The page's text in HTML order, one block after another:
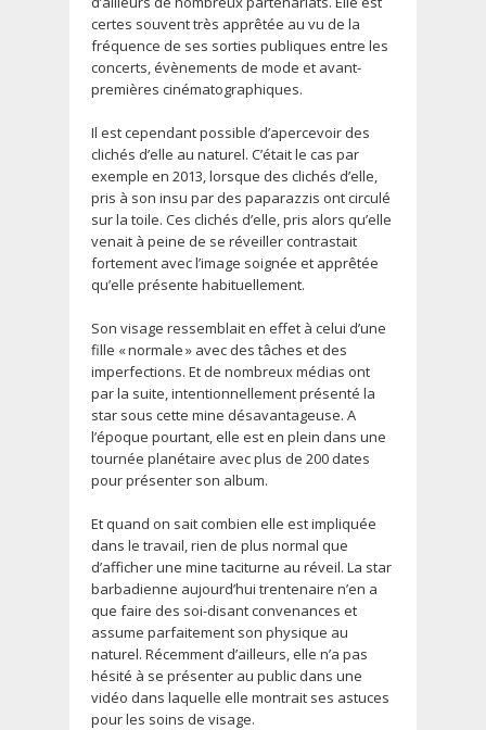
certes souvent très apprêtée au vu de la
fréquence de ses sorties publiques entre les
concerts, évènements de mode et avant-
premières cinématographiques.
Il est cependant possible d’apercevoir des
clichés d’elle au naturel. C’était le cas par
exemple en 2013, lorsque des clichés d’elle,
pris à son insu par des paparazzis ont circulé
sur la toile. Ces clichés d’elle, pris alors qu’elle
venait à peine de se réveiller contrastait
fortement avec l’image soignée et apprêtée
qu’elle présente habituellement.
Son visage ressemblait en effet à celui d’une
fille « normale » avec des tâches et des
imperfections. Et de nombreux médias ont
par la suite, intentionnellement présenté la
star sous cette mine désavantageuse. A
l’époque pourtant, elle est en plein dans une
tournée planétaire avec plus de 200 dates
pour présenter son album.
Et quand on sait combien elle est impliquée
dans le travail, rien de plus normal que
d’afficher une mine taciturne au réveil. La star
barbadienne aujourd’hui trentenaire n’en a
que faire des soi-disant convenances et
assume parfaitement son physique au
naturel. Récemment d’ailleurs, elle n’a pas
hésité à se présenter au public dans une
vidéo dans laquelle elle montrait ses astuces
pour les soins de visage.